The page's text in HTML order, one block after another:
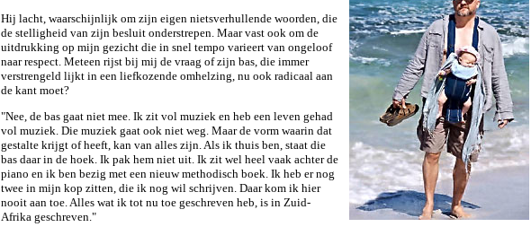
Hij lacht, waarschijnlijk om zijn eigen nietsverhullende woorden, die
de stelligheid van zijn besluit onderstrepen. Maar vast ook om de
uitdrukking op mijn gezicht die in snel tempo varieert van ongeloof
naar respect. Meteen rijst bij mij de vraag of zijn bas, die immer
verstrengeld lijkt in een liefkozende omhelzing, nu ook radicaal aan
de kant moet?
"Nee, de bas gaat niet mee. Ik zit vol muziek en heb een leven gehad
vol muziek. Die muziek gaat ook niet weg. Maar de vorm waarin dat
gestalte krijgt of heeft, kan van alles zijn. Als ik thuis ben, staat die
bas daar in de hoek. Ik pak hem niet uit. Ik zit wel heel vaak achter de
piano en ik ben bezig met een nieuw methodisch boek. Ik heb er nog
twee in mijn kop zitten, die ik nog wil schrijven. Daar kom ik hier
nooit aan toe. Alles wat ik tot nu toe geschreven heb, is in Zuid-
Afrika geschreven."